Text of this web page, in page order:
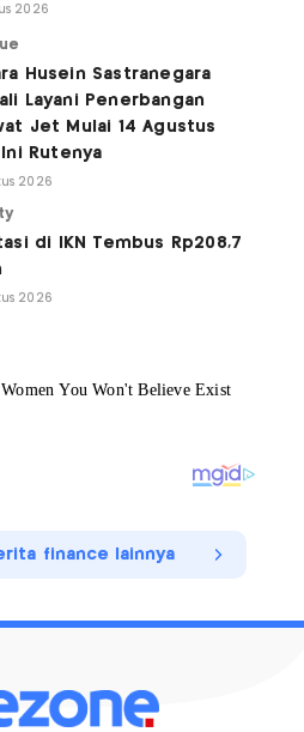
2026
Husein Sastranegara
Layani Penerbangan
Jet Mulai 14 Agustus
Rutenya
2026
di IKN Tembus Rp208,7
2026
finance lainnya